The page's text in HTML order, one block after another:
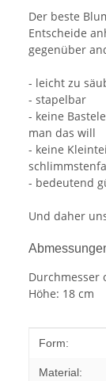
Der beste
Entscheide
gegenüber
- leicht zu
- stapelbar
- keine
man das will
- keine
- bedeutend
Und daher
Durchmesser
Höhe: 18 cm
Wert
Form:
Material: